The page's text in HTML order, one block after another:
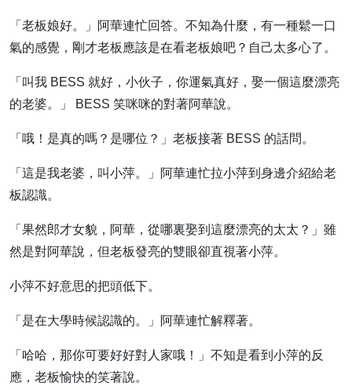
「老板娘好。」阿華連忙回答。不知為什麼，有一種鬆一口
氣的感覺，剛才老板應該是在看老板娘吧？自己太多心了。
「叫我 BESS 就好，小伙子，你運氣真好，娶一個這麼漂亮
的老婆。」 BESS 笑咪咪的對著阿華說。
「哦！是真的嗎？是哪位？」老板接著 BESS 的話問。
「這是我老婆，叫小萍。」阿華連忙拉小萍到身邊介紹給老
板認識。
「果然郎才女貌，阿華，從哪裏娶到這麼漂亮的太太？」雖
然是對阿華說，但老板發亮的雙眼卻直視著小萍。
小萍不好意思的把頭低下。
「是在大學時候認識的。」阿華連忙解釋著。
「哈哈，那你可要好好對人家哦！」不知是看到小萍的反
應，老板愉快的笑著說。